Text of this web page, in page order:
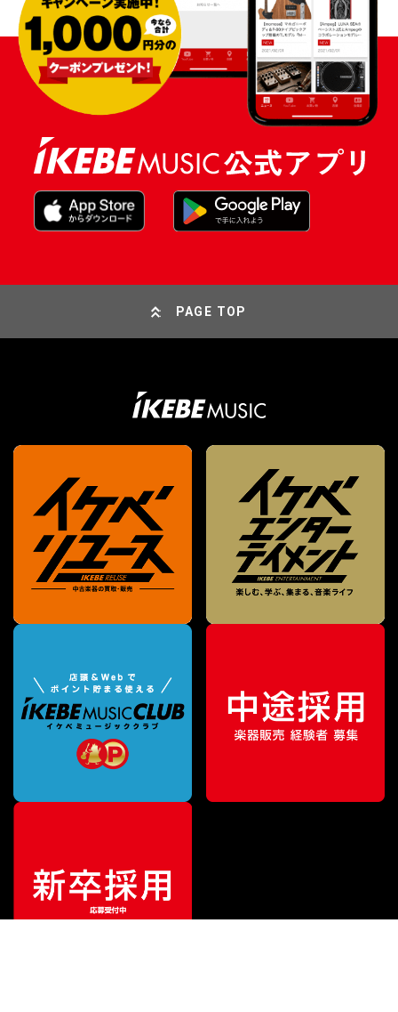
販売価格¥1,540（税込）
PAGE TOP